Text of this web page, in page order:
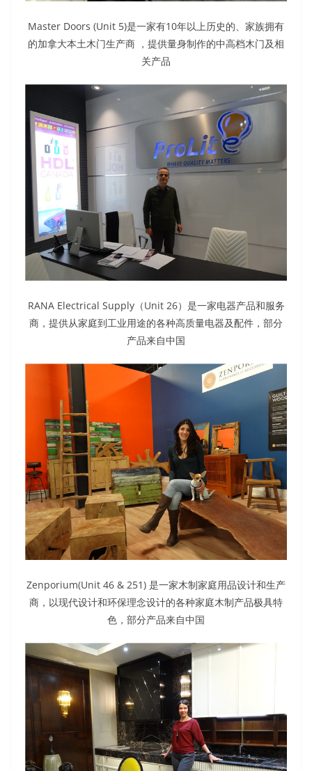
Master Doors (Unit 5)是一家有10年以上历史的、家族拥有
的加拿大本土木门生产商 ，提供量身制作的中高档木门及相
关产品
RANA Electrical Supply（Unit 26）是一家电器产品和服务
商，提供从家庭到工业用途的各种高质量电器及配件，部分
产品来自中国
Zenporium(Unit 46 & 251) 是一家木制家庭用品设计和生产
商，以现代设计和环保理念设计的各种家庭木制产品极具特
色，部分产品来自中国